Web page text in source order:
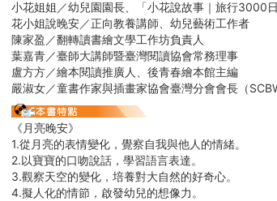
小花姐姐／幼兒園園長、「小花說故事｜旅行3000
花小姐說晚安／正向教養講師、幼兒藝術工作者
陳家盈／翻轉讀書繪文學工作坊負責人
葉嘉青／臺師大講師暨臺灣閱讀協會常務理事
盧方方／繪本閱讀推廣人、後青春繪本館主編
嚴淑女／童書作家與插畫家協會臺灣分會會長（
《月亮晚安》
1.從月亮的表情變化，覺察自我與他人的情緒。
2.以寶寶的口吻說話，學習語言表達。
3.觀察天空的變化，培養對大自然的好奇心。
4.擬人化的情節，啟發幼兒的想像力。